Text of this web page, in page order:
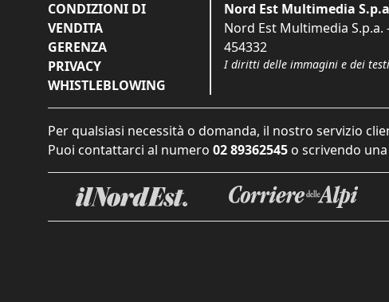
CONDIZIONI DI
VENDITA
GERENZA
PRIVACY
WHISTLEBLOWING
Nord Est Multimedia
Nord Est Multimedia S.p.a.
454332
I diritti delle immagini e dei
Per qualsiasi necessità o domanda, il nostro servizio
Puoi contattarci al numero 02 89362545 o scrivendo